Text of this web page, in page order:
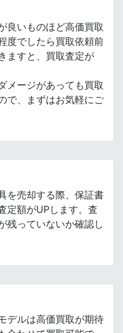
良いものほど高価買取
度でしたら買取依頼前
ますと、買取査定が
メージがあっても買取
で、まずはお気軽にご
を売却する際、保証書
定額がUPします。査
残っていないか確認し
デルは高価買取が期待